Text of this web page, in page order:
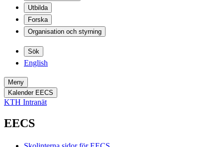
Utbilda
Forska
Organisation och styrning
Sök
English
Meny
Kalender EECS
KTH Intranät
EECS